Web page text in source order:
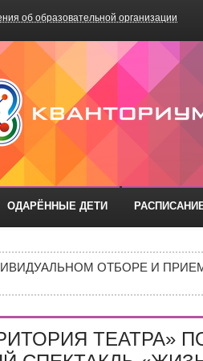
об образовательной организации
«Школа
ОДАРЁННЫЕ ДЕТИ
ОТБОРЕ И
В 10 КЛАСС
ПОЧЕМУ ПОДРОСТКИ
ТЕАТРА»